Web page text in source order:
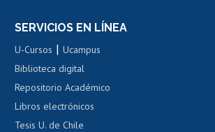
Movilidad Estudiantil
Cursos de español
SERVICIOS EN LÍNEA
U-Cursos |Ucampus
Biblioteca digital
Repositorio Académico
Libros electrónicos
Tesis U. de Chile